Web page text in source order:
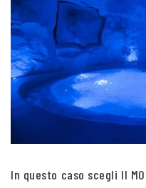
In questo caso scegli Il